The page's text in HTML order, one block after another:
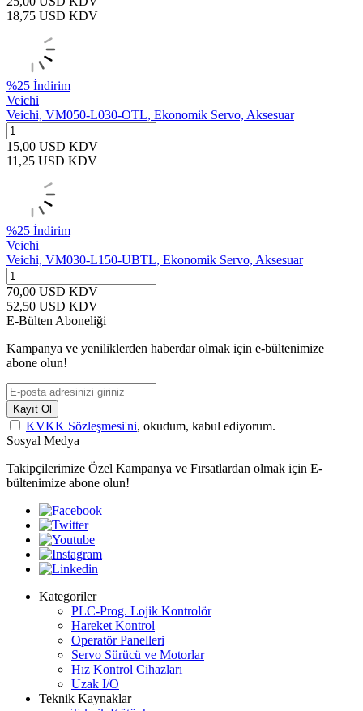
18,75 USD KDV
%25 İndirim
Veichi
Veichi, VM050-L030-OTL, Ekonomik Servo, Aksesuar
15,00 USD KDV
11,25 USD KDV
%25 İndirim
Veichi
Veichi, VM030-L150-UBTL, Ekonomik Servo, Aksesuar
70,00 USD KDV
52,50 USD KDV
E-Bülten Aboneliği
Kampanya ve yeniliklerden haberdar olmak için e-bültenimize
abone olun!
Kayıt Ol
KVKK Sözleşmesi'ni, okudum, kabul ediyorum.
Sosyal Medya
Takipçilerimize Özel Kampanya ve Fırsatlardan olmak için E-
bültenimize abone olun!
Kategoriler
PLC-Prog. Lojik Kontrolör
Hareket Kontrol
Operatör Panelleri
Servo Sürücü ve Motorlar
Hız Kontrol Cihazları
Uzak I/O
Teknik Kaynaklar